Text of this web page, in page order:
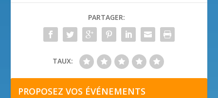
PARTAGER:
TAUX:
PROPOSEZ VOS ÉVÉNEMENTS